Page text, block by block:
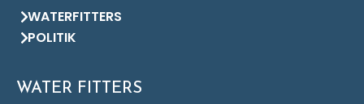
WATERFITTERS
POLITIK
WATER FITTERS